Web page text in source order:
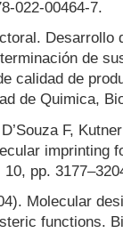
022-00464-7.
Desarrollo
de
calidad de
de Quimica,
F,
imprinting
pp.
Molecular
functions.